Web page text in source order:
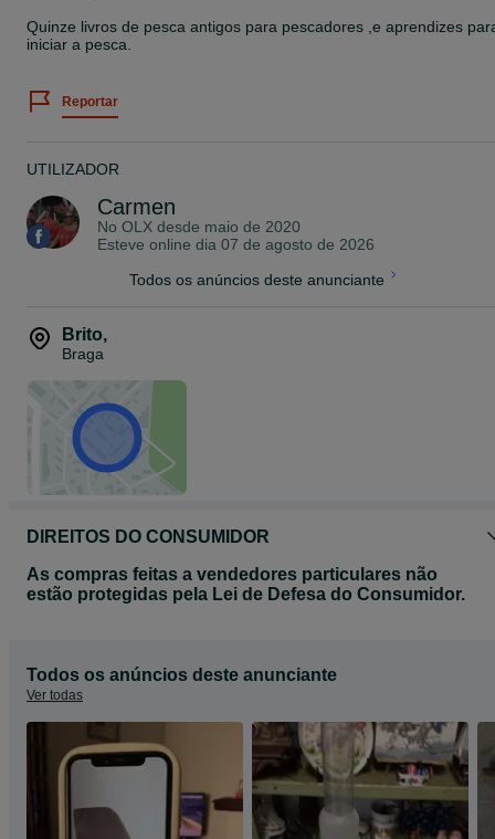
Quinze livros de pesca antigos para pescadores ,e aprendizes
iniciar a pesca.
Reportar
UTILIZADOR
Carmen
No OLX desde maio de 2020
Esteve online dia 07 de agosto de 2026
Todos os anúncios deste anunciante
Brito,
Braga
DIREITOS DO CONSUMIDOR
As compras feitas a vendedores particulares não
estão protegidas pela Lei de Defesa do Consumidor.
Todos os anúncios deste anunciante
Ver todas